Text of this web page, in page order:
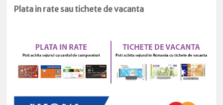
Plata in rate sau tichete de vacanta